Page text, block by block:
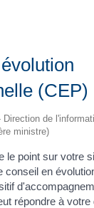
(CEP)
de
ministre)
le point sur votre
conseil en
répondre à